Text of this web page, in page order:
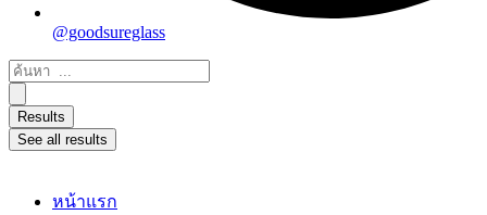
@goodsureglass
Search
...
Results
See all results
หน้าแรก